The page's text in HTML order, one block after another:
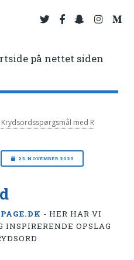
på nettet siden
Krydsordsspørgsmål med R
23. NOVEMBER 2025
- HER HAR VI
INSPIRERENDE OPSLAG